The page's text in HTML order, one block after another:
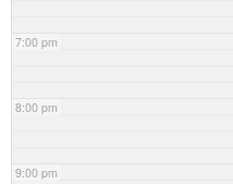
7:00 pm
8:00 pm
9:00 pm